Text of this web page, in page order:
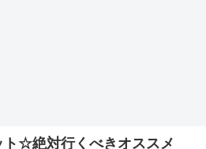
ト☆絶対行くべきオススメ